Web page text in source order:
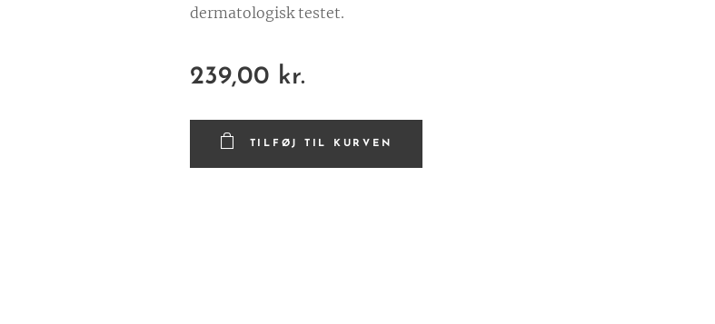
dermatologisk testet.
239,00 kr.
TILFØJ TIL KURVEN